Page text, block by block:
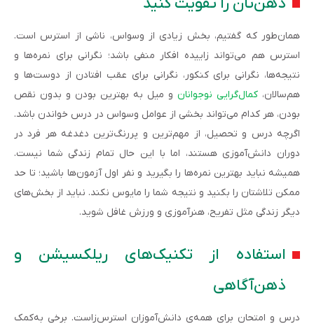
همان‌طور که گفتیم، بخش زیادی از وسواس،‌ ناشی از استرس است.
استرس هم می‌تواند زاییده افکار منفی باشد؛ نگرانی برای نمره‌ها و
نتیجه‌ها، نگرانی برای کنکور، نگرانی برای عقب افتادن از دوست‌ها و
هم‌سالان، کمال‌گرایی نوجوانان و میل به بهترین بودن و بدون نقص
بودن، هر کدام می‌تواند بخشی از عوامل وسواس در درس خواندن باشد.
اگرچه درس و تحصیل، از مهم‌ترین و پررنگ‌ترین دغدغه هر فرد در
دوران دانش‌آموزی هستند، اما با این حال تمام زندگی شما نیست.
همیشه نباید بهترین نمره‌ها را بگیرید و نفر اول آزمون‌ها باشید؛ تا حد
ممکن تلاشتان را بکنید و نتیجه شما را مایوس نکند. نباید از بخش‌های
دیگر زندگی مثل تفریح، هنرآموزی و ورزش غافل شوید.
استفاده از تکنیک‌های ریلکسیشن و
ذهن‌آگاهی
درس و امتحان برای همه‌ی دانش‌آموزان استرس‌زاست. برخی به‌کمک